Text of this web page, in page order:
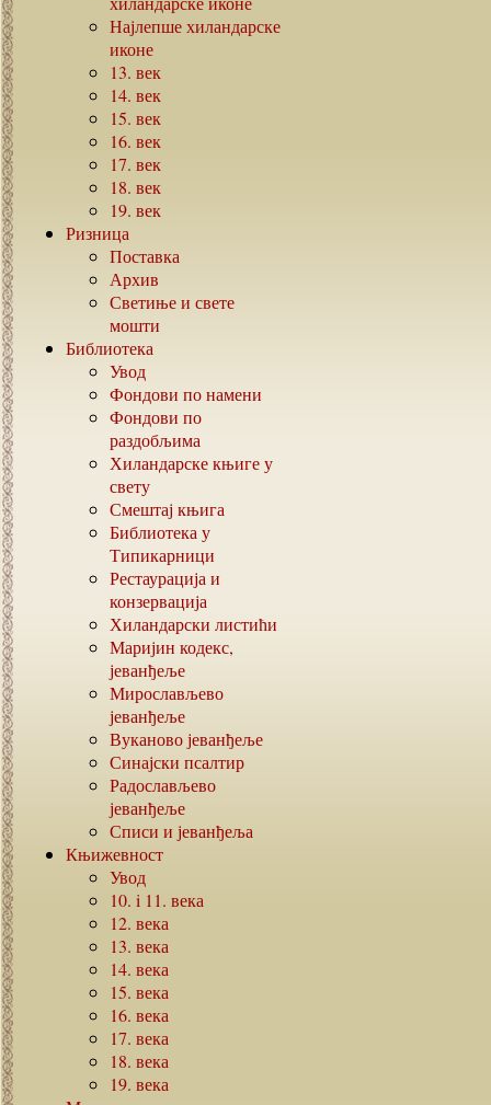
Најлепше хиландарске
иконе
13. век
14. век
15. век
16. век
17. век
18. век
19. век
Ризница
Поставка
Архив
Светиње и свете
мошти
Библиотека
Увод
Фондови по намени
Фондови по
раздобљима
Хиландарске књиге у
свету
Смештај књига
Библиотека у
Типикарници
Рестаурација и
конзервација
Хиландарски листићи
Маријин кодекс,
јеванђеље
Мирослављево
јеванђеље
Вуканово јеванђеље
Синајски псалтир
Радослављево
јеванђеље
Списи и јеванђеља
Књижевност
Увод
10. i 11. века
12. века
13. века
14. века
15. века
16. века
17. века
18. века
19. века